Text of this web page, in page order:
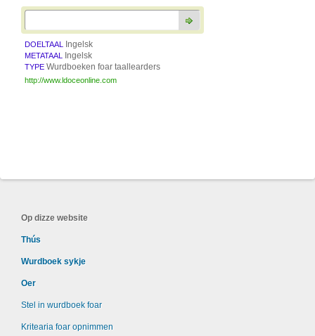
DOELTAAL Ingelsk
METATAAL Ingelsk
TYPE Wurdboeken foar taallearders
http://www.ldoceonline.com
Op dizze website
Thús
Wurdboek sykje
Oer
Stel in wurdboek foar
Kritearia foar opnimmen